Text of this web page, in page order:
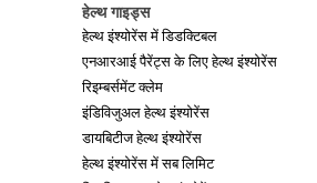
हेल्थ गाइड्स
हेल्थ इंश्योरेंस में डिडक्टिबल
एनआरआई पैरेंट्स के लिए हेल्थ इंश्योरेंस
रिइम्बर्समेंट क्लेम
इंडिविजुअल हेल्थ इंश्योरेंस
डायबिटीज हेल्थ इंश्योरेंस
हेल्थ इंश्योरेंस में सब लिमिट